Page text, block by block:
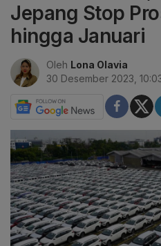
Jepang Stop
hingga Januari
Oleh Lona Olavia
30 Desember 2023,